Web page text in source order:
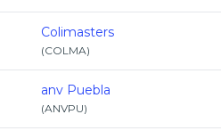
Colimasters
(COLMA)
anv Puebla
(ANVPU)